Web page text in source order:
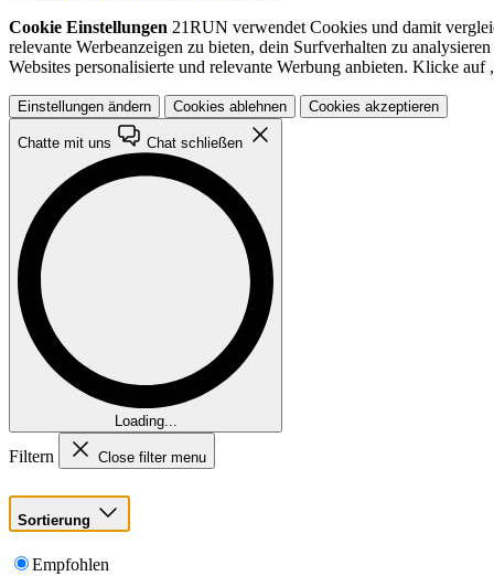
Cookie Einstellungen 21RUN verwendet Cookies und damit
relevante Werbeanzeigen zu bieten, dein Surfverhalten zu
Websites personalisierte und relevante Werbung anbieten. Klicke
Einstellungen ändern Cookies ablehnen Cookies akzeptieren
Chatte mit uns Chat schließen
Loading...
Filtern Close filter menu
Sortierung
Empfohlen